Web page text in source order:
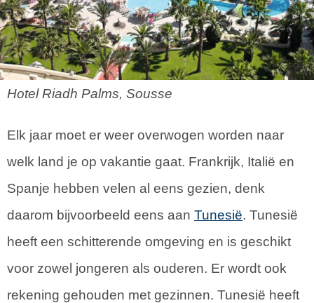
Hotel Riadh Palms, Sousse
Elk jaar moet er weer overwogen worden naar
welk land je op vakantie gaat. Frankrijk, Italië en
Spanje hebben velen al eens gezien, denk
daarom bijvoorbeeld eens aan Tunesië. Tunesië
heeft een schitterende omgeving en is geschikt
voor zowel jongeren als ouderen. Er wordt ook
rekening gehouden met gezinnen. Tunesië heeft